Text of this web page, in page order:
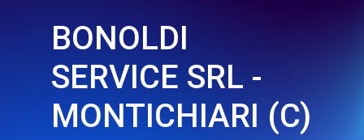
BONOLDI
SERVICE SRL -
MONTICHIARI (C)